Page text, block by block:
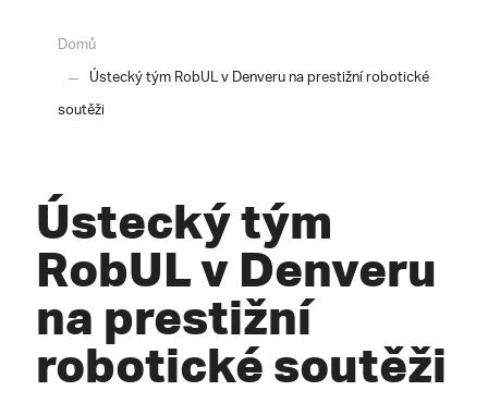
Domů
Ústecký tým RobUL v Denveru na prestižní robotické
soutěži
Ústecký tým
RobUL v Denveru
na prestižní
robotické soutěži